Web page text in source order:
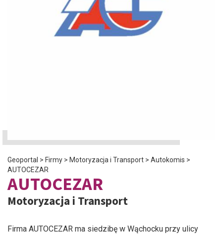
Geoportal > Firmy > Motoryzacja i Transport > Autokomis >
AUTOCEZAR
AUTOCEZAR
Motoryzacja i Transport
Firma AUTOCEZAR ma siedzibę w Wąchocku przy ulicy